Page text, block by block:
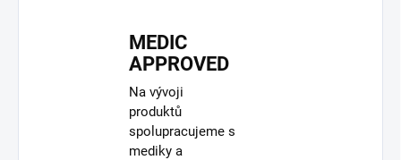
MEDIC
APPROVED
Na vývoji
produktů
spolupracujeme s
mediky a